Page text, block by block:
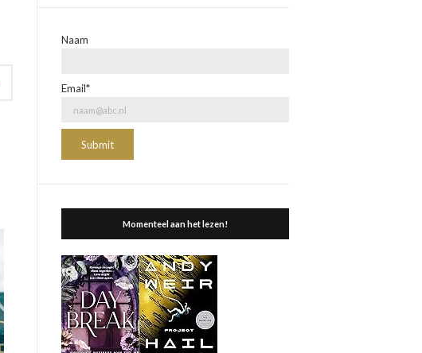
Naam
Email*
Momenteel aan het lezen!